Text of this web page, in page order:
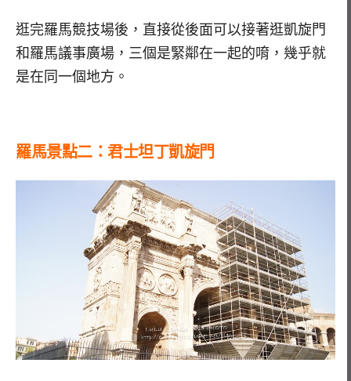
逛完羅馬競技場後，直接從後面可以接著逛凱旋門
和羅馬議事廣場，三個是緊鄰在一起的唷，幾乎就
是在同一個地方。
羅馬景點二：君士坦丁凱旋門